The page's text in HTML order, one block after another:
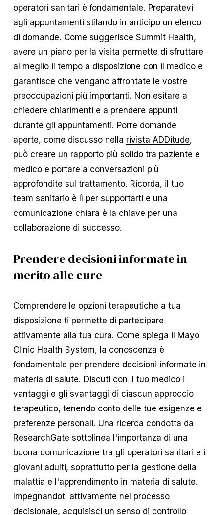
operatori sanitari è fondamentale. Preparatevi
agli appuntamenti stilando in anticipo un elenco
di domande. Come suggerisce Summit Health,
avere un piano per la visita permette di sfruttare
al meglio il tempo a disposizione con il medico e
garantisce che vengano affrontate le vostre
preoccupazioni più importanti. Non esitare a
chiedere chiarimenti e a prendere appunti
durante gli appuntamenti. Porre domande
aperte, come discusso nella rivista ADDitude,
può creare un rapporto più solido tra paziente e
medico e portare a conversazioni più
approfondite sul trattamento. Ricorda, il tuo
team sanitario è lì per supportarti e una
comunicazione chiara è la chiave per una
collaborazione di successo.
Prendere decisioni informate in
merito alle cure
Comprendere le opzioni terapeutiche a tua
disposizione ti permette di partecipare
attivamente alla tua cura. Come spiega il Mayo
Clinic Health System, la conoscenza è
fondamentale per prendere decisioni informate in
materia di salute. Discuti con il tuo medico i
vantaggi e gli svantaggi di ciascun approccio
terapeutico, tenendo conto delle tue esigenze e
preferenze personali. Una ricerca condotta da
ResearchGate sottolinea l'importanza di una
buona comunicazione tra gli operatori sanitari e i
giovani adulti, soprattutto per la gestione della
malattia e l'apprendimento in materia di salute.
Impegnandoti attivamente nel processo
decisionale, acquisisci un senso di controllo